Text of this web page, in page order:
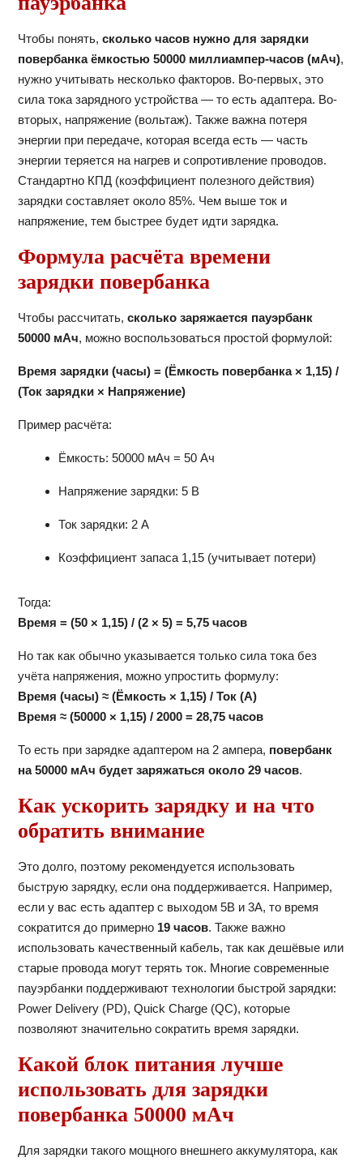
Чтобы понять, сколько часов нужно для зарядки
повербанка ёмкостью 50000 миллиампер-часов (мАч),
нужно учитывать несколько факторов. Во-первых, это
сила тока зарядного устройства — то есть адаптера. Во-
вторых, напряжение (вольтаж). Также важна потеря
энергии при передаче, которая всегда есть — часть
энергии теряется на нагрев и сопротивление проводов.
Стандартно КПД (коэффициент полезного действия)
зарядки составляет около 85%. Чем выше ток и
напряжение, тем быстрее будет идти зарядка.
Формула расчёта времени
зарядки повербанка
Чтобы рассчитать, сколько заряжается пауэрбанк
50000 мАч, можно воспользоваться простой формулой:
Время зарядки (часы) = (Ёмкость повербанка × 1,15) /
(Ток зарядки × Напряжение)
Пример расчёта:
Ёмкость: 50000 мАч = 50 Ач
Напряжение зарядки: 5 В
Ток зарядки: 2 А
Коэффициент запаса 1,15 (учитывает потери)
Тогда:
Время = (50 × 1,15) / (2 × 5) = 5,75 часов
Но так как обычно указывается только сила тока без
учёта напряжения, можно упростить формулу:
Время (часы) ≈ (Ёмкость × 1,15) / Ток (А)
Время ≈ (50000 × 1,15) / 2000 = 28,75 часов
То есть при зарядке адаптером на 2 ампера, повербанк
на 50000 мАч будет заряжаться около 29 часов.
Как ускорить зарядку и на что
обратить внимание
Это долго, поэтому рекомендуется использовать
быструю зарядку, если она поддерживается. Например,
если у вас есть адаптер с выходом 5В и 3А, то время
сократится до примерно 19 часов. Также важно
использовать качественный кабель, так как дешёвые или
старые провода могут терять ток. Многие современные
пауэрбанки поддерживают технологии быстрой зарядки:
Power Delivery (PD), Quick Charge (QC), которые
позволяют значительно сократить время зарядки.
Какой блок питания лучше
использовать для зарядки
повербанка 50000 мАч
Для зарядки такого мощного внешнего аккумулятора, как